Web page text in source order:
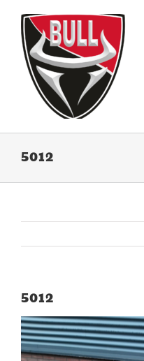
inhoud
5012
5012